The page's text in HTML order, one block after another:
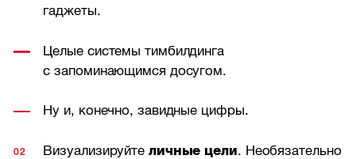
гаджеты.
Целые системы тимбилдинга
с запоминающимся досугом.
Ну и, конечно, завидные цифры.
Визуализируйте личные цели. Необязательно